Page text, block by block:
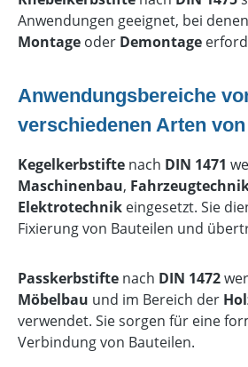
Anwendungen geeignet, bei
Montage oder Demontage
Anwendungsbereiche
verschiedenen Arten
Kegelkerbstifte nach DIN 1471
Maschinenbau,
Elektrotechnik eingesetzt. Sie
Fixierung von Bauteilen und
Passkerbstifte nach DIN 1472
Möbelbau und im Bereich der
verwendet. Sie sorgen für eine
Verbindung von Bauteilen.